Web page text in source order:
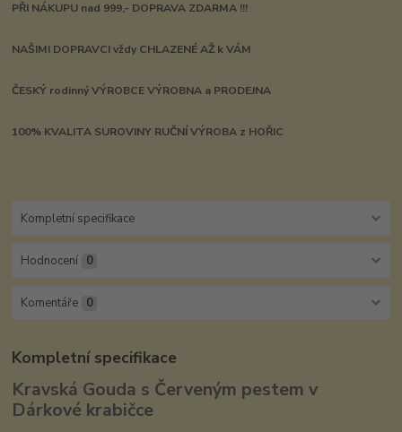
PŘI NÁKUPU nad 999,- DOPRAVA ZDARMA !!!
NAŠIMI DOPRAVCI vždy CHLAZENÉ AŽ k VÁM
ČESKÝ rodinný VÝROBCE VÝROBNA a PRODEJNA
100% KVALITA SUROVINY RUČNÍ VÝROBA z HOŘIC
Kompletní specifikace
Hodnocení 0
Komentáře 0
Kompletní specifikace
Kravská Gouda s Červeným pestem v
Dárkové krabičce